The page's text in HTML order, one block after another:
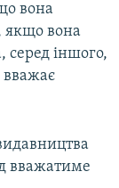
вона
якщо вона
серед іншого,
вважає
вважатиме